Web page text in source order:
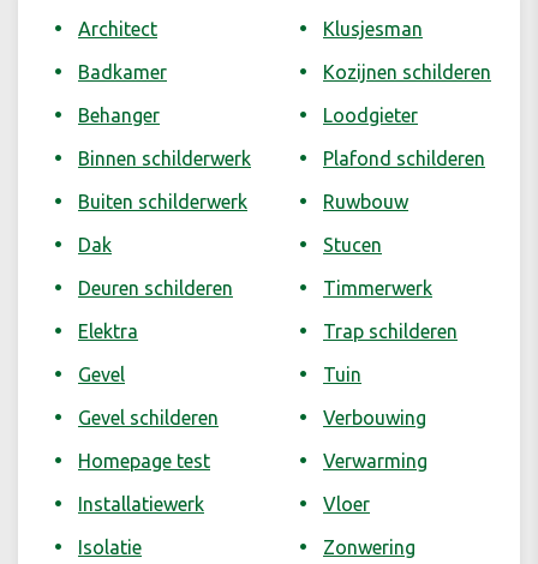
Architect
Badkamer
Behanger
Binnen schilderwerk
Buiten schilderwerk
Dak
Deuren schilderen
Elektra
Gevel
Gevel schilderen
Homepage test
Installatiewerk
Isolatie
Klusjesman
Kozijnen schilderen
Loodgieter
Plafond schilderen
Ruwbouw
Stucen
Timmerwerk
Trap schilderen
Tuin
Verbouwing
Verwarming
Vloer
Zonwering